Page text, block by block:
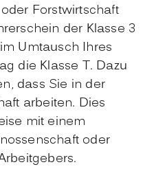
Forstwirtschaft
der Klasse 3
Umtausch Ihres
die Klasse T. Dazu
dass Sie in der
arbeiten. Dies
mit einem
nossenschaft oder